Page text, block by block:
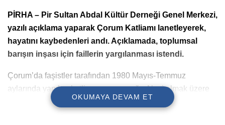
PİRHA – Pir Sultan Abdal Kültür Derneği Genel Merkezi,
yazılı açıklama yaparak Çorum Katliamı lanetleyerek,
hayatını kaybedenleri andı. Açıklamada, toplumsal
barışın inşası için faillerin yargılanması istendi.
Çorum’da faşistler tarafından 1980 Mayıs-Temmuz
aylarında yapılan katliam sonucu çoğu Alevi olmak üzere
resmi kaynaklara göre 57 yurttaş yaşamını yitirdi, yüzlerce
OKUMAYA DEVAM ET